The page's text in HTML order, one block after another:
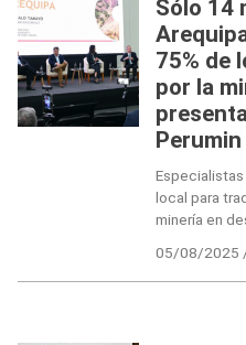
Sólo 14
75% de
por la
Perumin
local para
minería en
05/08/2025